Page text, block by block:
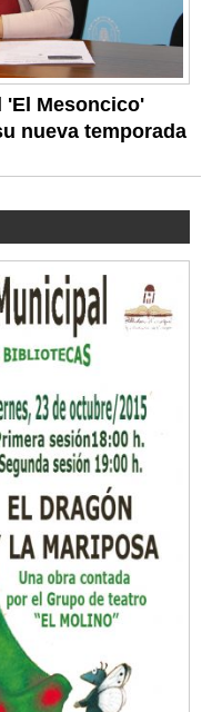
'El Mesoncico'
nueva temporada